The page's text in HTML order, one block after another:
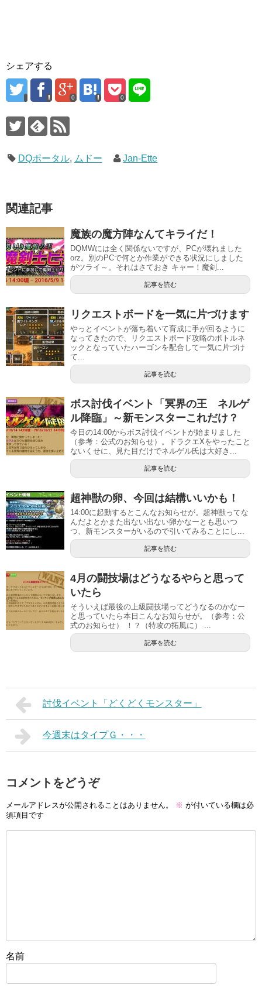
シェアする
0 0
DQポータル, ムドー Jan-Ette
関連記事
魔族の魔方陣なんてキライだ！
DQMWには全く関係ないですが、PCが壊れました
orz。別のPCで何とか作業ができる状況にしました
がツライ～。それはさておき キャー！魔剣...
記事を読む
リクエストボードを一気に片づけます
やっとイベントが落ち着いて育成に手が回るように
なってきたので、リクエストボード攻略のボトルネ
ックとなっていたハーゴンを配合して一気に片づけ
て...
記事を読む
ボス討伐イベント「冥界の王 ネルゲ
ル降臨」～新モンスターこれだけ？
今日の14:00からボス討伐イベントが始まりました
（参考：公式のお知らせ）。ドラクエXをやったこと
ないくせに、見た目だけでネルゲル氏は大好き...
記事を読む
超神獣の卵、今回は結構いいかも！
14:00に起動するとこんなお知らせが。超神獣ってな
んだよとかまた出ない出ない卵かなーとも思いつ
つ、新モンスターがいるので引いてみることにし...
記事を読む
4月の闘技場はどうなるやらと思って
いたら
そういえば最後の上級闘技場ってどうなるのかなー
と思っていたら本日こんなお知らせが。（参考：公
式のお知らせ） ！？（特攻の拓風に） ...
記事を読む
討伐イベント「どくどくモンスター」
今週末はタイプＧ・・・
コメントをどうぞ
メールアドレスが公開されることはありません。 ※ が付いている欄は必
須項目です
名前